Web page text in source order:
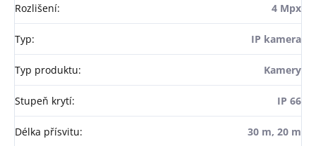
Rozlišení: 4 Mpx
Typ: IP kamera
Typ produktu: Kamery
Stupeň krytí: IP 66
Délka přísvitu: 30 m, 20 m